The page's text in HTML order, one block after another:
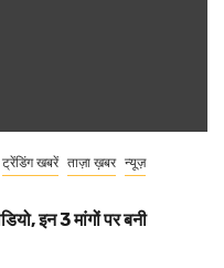
ट्रेंडिंग खबरें ताज़ा ख़बर न्यूज़
इन 3 मांगों पर बनी